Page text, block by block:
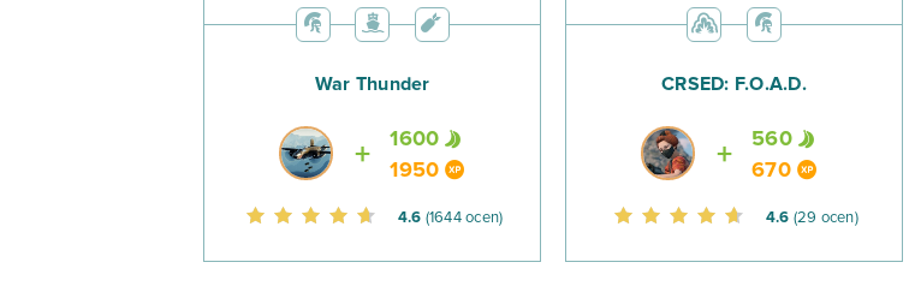
Blizzard postawił w najnowszej produkcji na wyodrębnione PvP. Jeśli chcesz,
specjalnie zaprojektowanej do PvP strefie, którą są Spopielone Kaplice.
Diablo powrócił. Masz odwagę, żeby ponownie wysłać go w otchłań?
War Thunder
1600
1950
4.6 (1644 ocen)
CRSED: F.O.A.D.
560
670
4.6 (29 ocen)